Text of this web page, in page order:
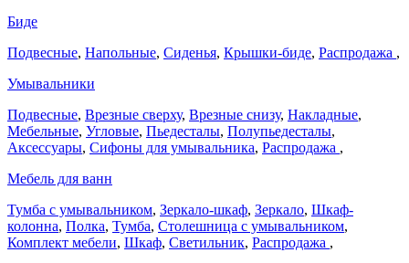
Биде
Подвесные, Напольные, Сиденья, Крышки-биде, Распродажа ,
Умывальники
Подвесные, Врезные сверху, Врезные снизу, Накладные,
Мебельные, Угловые, Пьедесталы, Полупьедесталы,
Аксессуары, Сифоны для умывальника, Распродажа ,
Мебель для ванн
Тумба с умывальником, Зеркало-шкаф, Зеркало, Шкаф-
колонна, Полка, Тумба, Столешница с умывальником,
Комплект мебели, Шкаф, Светильник, Распродажа ,